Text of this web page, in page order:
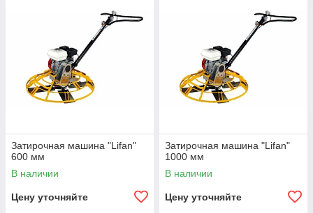
Затирочная машина "Lifan"
600 мм
В наличии
Цену уточняйте
Затирочная машина "Lifan"
1000 мм
В наличии
Цену уточняйте